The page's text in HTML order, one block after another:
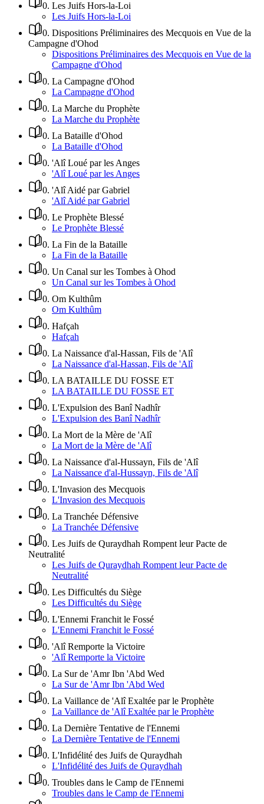
0. Les Juifs Hors-la-Loi
Les Juifs Hors-la-Loi
0. Dispositions Préliminaires des Mecquois en Vue de la
Campagne d'Ohod
Dispositions Préliminaires des Mecquois en Vue de la
Campagne d'Ohod
0. La Campagne d'Ohod
La Campagne d'Ohod
0. La Marche du Prophète
La Marche du Prophète
0. La Bataille d'Ohod
La Bataille d'Ohod
0. 'Alî Loué par les Anges
'Alî Loué par les Anges
0. 'Alî Aidé par Gabriel
'Alî Aidé par Gabriel
0. Le Prophète Blessé
Le Prophète Blessé
0. La Fin de la Bataille
La Fin de la Bataille
0. Un Canal sur les Tombes à Ohod
Un Canal sur les Tombes à Ohod
0. Om Kulthûm
Om Kulthûm
0. Hafçah
Hafçah
0. La Naissance d'al-Hassan, Fils de 'Alî
La Naissance d'al-Hassan, Fils de 'Alî
0. LA BATAILLE DU FOSSE ET
LA BATAILLE DU FOSSE ET
0. L'Expulsion des Banî Nadhîr
L'Expulsion des Banî Nadhîr
0. La Mort de la Mère de 'Alî
La Mort de la Mère de 'Alî
0. La Naissance d'al-Hussayn, Fils de 'Alî
La Naissance d'al-Hussayn, Fils de 'Alî
0. L'Invasion des Mecquois
L'Invasion des Mecquois
0. La Tranchée Défensive
La Tranchée Défensive
0. Les Juifs de Quraydhah Rompent leur Pacte de
Neutralité
Les Juifs de Quraydhah Rompent leur Pacte de
Neutralité
0. Les Difficultés du Siège
Les Difficultés du Siège
0. L'Ennemi Franchit le Fossé
L'Ennemi Franchit le Fossé
0. 'Alî Remporte la Victoire
'Alî Remporte la Victoire
0. La Sur de 'Amr Ibn 'Abd Wed
La Sur de 'Amr Ibn 'Abd Wed
0. La Vaillance de 'Alî Exaltée par le Prophète
La Vaillance de 'Alî Exaltée par le Prophète
0. La Dernière Tentative de l'Ennemi
La Dernière Tentative de l'Ennemi
0. L'Infidélité des Juifs de Quraydhah
L'Infidélité des Juifs de Quraydhah
0. Troubles dans le Camp de l'Ennemi
Troubles dans le Camp de l'Ennemi